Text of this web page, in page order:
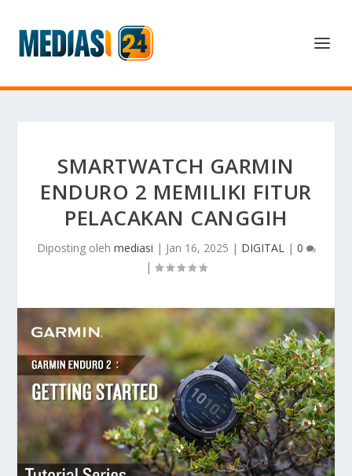
SMARTWATCH GARMIN
ENDURO 2 MEMILIKI FITUR
PELACAKAN CANGGIH
Diposting oleh mediasi | Jan 16, 2025 | DIGITAL| 0
|